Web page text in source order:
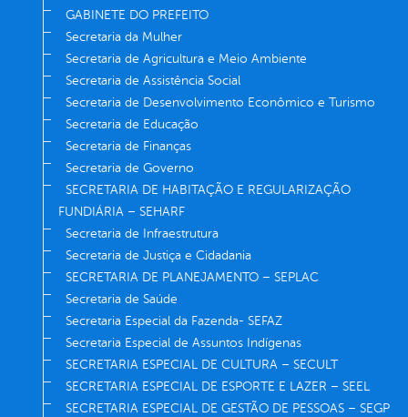
GABINETE DO PREFEITO
Secretaria da Mulher
Secretaria de Agricultura e Meio Ambiente
Secretaria de Assistência Social
Secretaria de Desenvolvimento Econômico e Turismo
Secretaria de Educação
Secretaria de Finanças
Secretaria de Governo
SECRETARIA DE HABITAÇÃO E REGULARIZAÇÃO
FUNDIÁRIA – SEHARF
Secretaria de Infraestrutura
Secretaria de Justiça e Cidadania
SECRETARIA DE PLANEJAMENTO – SEPLAC
Secretaria de Saúde
Secretaria Especial da Fazenda- SEFAZ
Secretaria Especial de Assuntos Indígenas
SECRETARIA ESPECIAL DE CULTURA – SECULT
SECRETARIA ESPECIAL DE ESPORTE E LAZER – SEEL
SECRETARIA ESPECIAL DE GESTÃO DE PESSOAS – SEGP